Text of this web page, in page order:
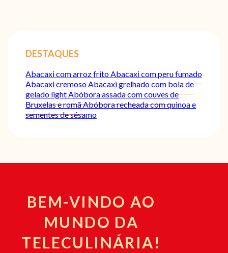
DESTAQUES
Abacaxi com arroz frito Abacaxi com peru fumado
Abacaxi cremosoAbacaxi grelhado com bola de
gelado lightAbóbora assada com couves de
Bruxelas e romãAbóbora recheada com quinoa e
sementes de sésamo
BEM-VINDO AO
MUNDO DA
TELECULINÁRIA!